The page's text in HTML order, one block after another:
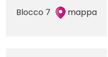
Blocco 7
mappa